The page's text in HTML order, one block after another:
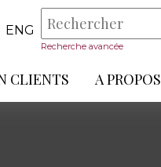
ENG
Recherche avancée
CLIENTS A PROPOS